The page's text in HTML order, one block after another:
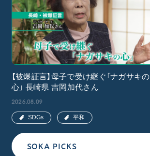
SOKA PICKS
【被爆証言】母子で受け継ぐ「ナガサキの
心」 長崎県 吉岡加代さん
2026.08.09
SDGs 平和